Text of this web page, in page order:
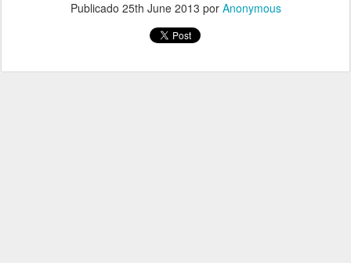
Publicado 25th June 2013 por Anonymous